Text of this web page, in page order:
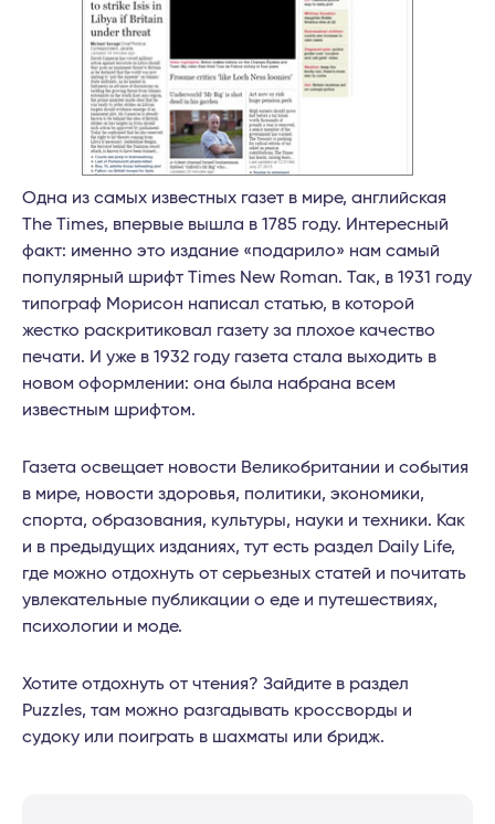
Одна из самых известных газет в мире, английская
The Times, впервые вышла в 1785 году. Интересный
факт: именно это издание «подарило» нам самый
популярный шрифт Times New Roman. Так, в 1931 году
типограф Морисон написал статью, в которой
жестко раскритиковал газету за плохое качество
печати. И уже в 1932 году газета стала выходить в
новом оформлении: она была набрана всем
известным шрифтом.
Газета освещает новости Великобритании и события
в мире, новости здоровья, политики, экономики,
спорта, образования, культуры, науки и техники. Как
и в предыдущих изданиях, тут есть раздел Daily Life,
где можно отдохнуть от серьезных статей и почитать
увлекательные публикации о еде и путешествиях,
психологии и моде.
Хотите отдохнуть от чтения? Зайдите в раздел
Puzzles, там можно разгадывать кроссворды и
судоку или поиграть в шахматы или бридж.